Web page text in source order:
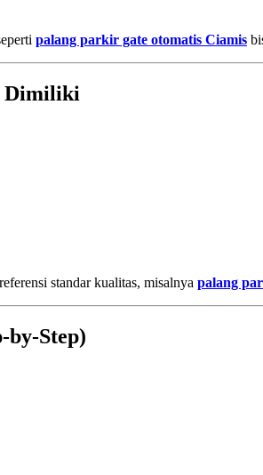
palang parkir gate otomatis Ciamis
Dimiliki
standar kualitas, misalnya palang
by-Step)